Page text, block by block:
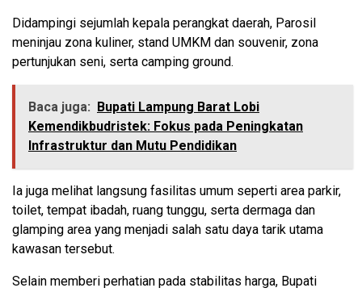
Didampingi sejumlah kepala perangkat daerah, Parosil
meninjau zona kuliner, stand UMKM dan souvenir, zona
pertunjukan seni, serta camping ground.
Baca juga:
Bupati Lampung Barat Lobi
Kemendikbudristek: Fokus pada Peningkatan
Infrastruktur dan Mutu Pendidikan
Ia juga melihat langsung fasilitas umum seperti area parkir,
toilet, tempat ibadah, ruang tunggu, serta dermaga dan
glamping area yang menjadi salah satu daya tarik utama
kawasan tersebut.
Selain memberi perhatian pada stabilitas harga, Bupati